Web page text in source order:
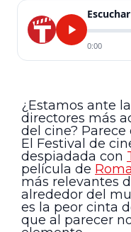
0:00
¿Estamos ante
directores más
del cine? Parece
El Festival de
despiadada con
película de
más relevantes
alrededor del
es la peor cinta
que al parecer